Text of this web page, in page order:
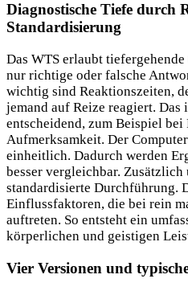
Diagnostische Tiefe durch
Standardisierung
Das WTS erlaubt
nur richtige oder falsche
wichtig sind Reaktionszeiten,
jemand auf Reize reagiert.
entscheidend, zum Beispiel bei
Aufmerksamkeit. Der
einheitlich. Dadurch werden
besser vergleichbar. Zusätzlich
standardisierte Durchführung.
Einflussfaktoren, die bei rein
auftreten. So entsteht ein
körperlichen und geistigen
Vier Versionen und